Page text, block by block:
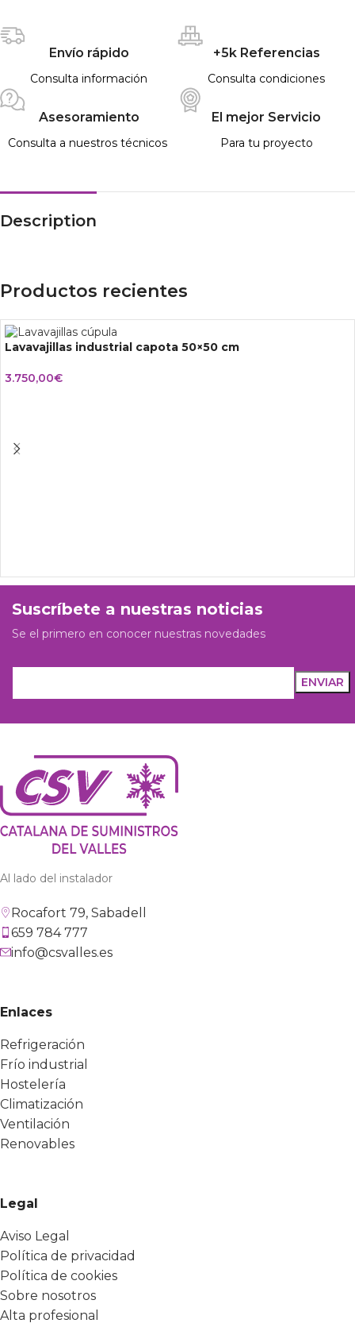
Envío rápido
Consulta información
+5k Referencias
Consulta condiciones
Asesoramiento
Consulta a nuestros técnicos
El mejor Servicio
Para tu proyecto
Description
Productos recientes
Lavavajillas industrial capota 50×50 cm
3.750,00€
Suscríbete a nuestras noticias
Se el primero en conocer nuestras novedades
Al lado del instalador
Rocafort 79, Sabadell
659 784 777
info@csvalles.es
Enlaces
Refrigeración
Frío industrial
Hostelería
Climatización
Ventilación
Renovables
Legal
Aviso Legal
Política de privacidad
Política de cookies
Sobre nosotros
Alta profesional